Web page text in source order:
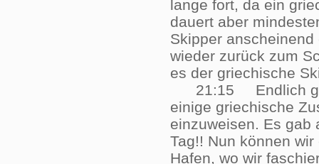
lange fort, da ein
dauert aber
Skipper
wieder zurück zum
es der griechische
21:15 Endlich
einige griechische
einzuweisen. Es gab
Tag!! Nun können
Hafen, wo wir